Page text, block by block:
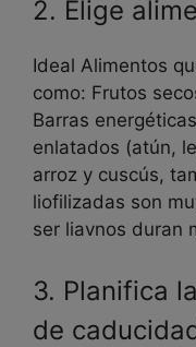
2. Elige
Ideal Alimentos
como: Frutos
Barras
enlatados (atún,
arroz y cuscús,
liofilizadas son
ser liavnos duran
3. Planifica
de